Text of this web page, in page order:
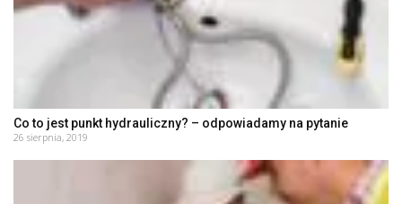
Co to jest punkt hydrauliczny? – odpowiadamy na pytanie
26 sierpnia, 2019